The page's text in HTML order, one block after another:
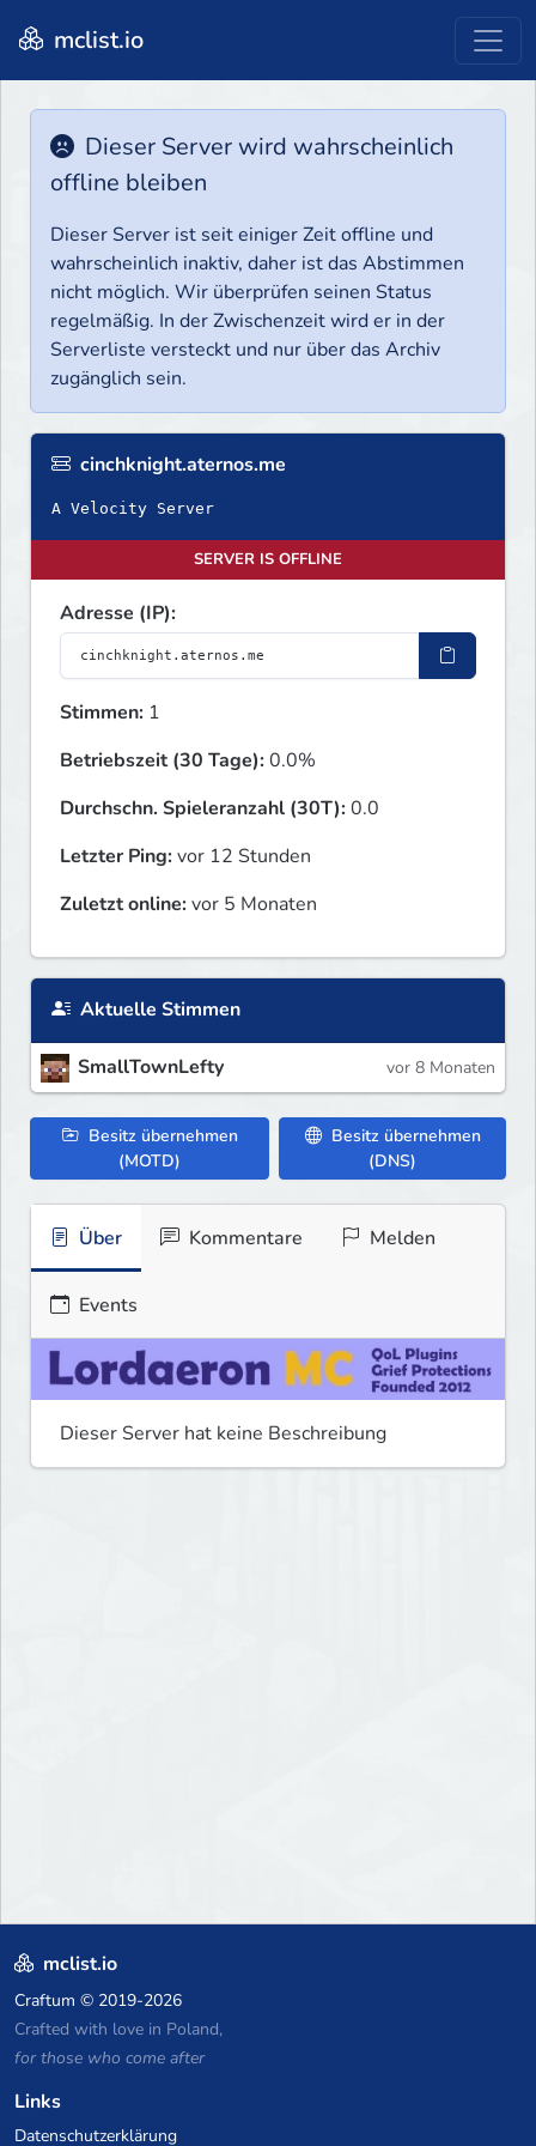
mclist.io
Dieser Server wird wahrscheinlich
offline bleiben
Dieser Server ist seit einiger Zeit offline und
wahrscheinlich inaktiv, daher ist das Abstimmen
nicht möglich. Wir überprüfen seinen Status
regelmäßig. In der Zwischenzeit wird er in der
Serverliste versteckt und nur über das Archiv
zugänglich sein.
cinchknight.aternos.me
A Velocity Server
SERVER IS OFFLINE
Adresse (IP):
Stimmen: 1
Betriebszeit (30 Tage):0.0%
Durchschn. Spieleranzahl (30T):0.0
Letzter Ping:vor 12 Stunden
Zuletzt online:vor 5 Monaten
Aktuelle Stimmen
SmallTownLefty vor 8 Monaten
Besitz übernehmen
(MOTD)
Besitz übernehmen
(DNS)
Über Kommentare Melden
Events
Dieser Server hat keine Beschreibung
mclist.io
Craftum © 2019-2026
Crafted with love in Poland,
for those who come after
Links
Datenschutzerklärung